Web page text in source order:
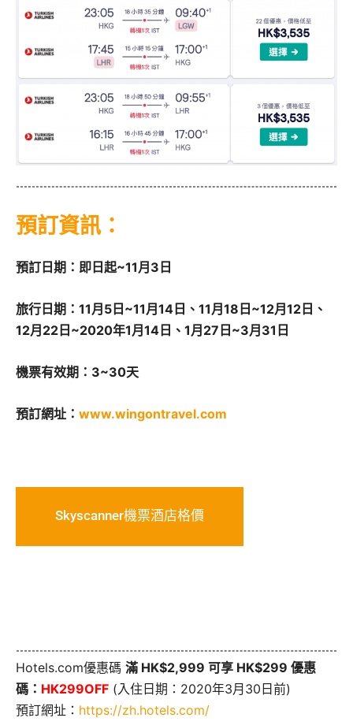
預訂資訊：
預訂日期：即日起~11月3日
旅行日期：11月5日~11月14日、11月18日~12月12日、
12月22日~2020年1月14日、1月27日~3月31日
機票有效期：3~30天
預訂網址： www.wingontravel.com
Skyscanner機票酒店格價
Hotels.com優惠碼 滿 HK$2,999 可享 HK$299 優惠
碼： HK299OFF (入住日期：2020年3月30日前)
預訂網址： https://zh.hotels.com/